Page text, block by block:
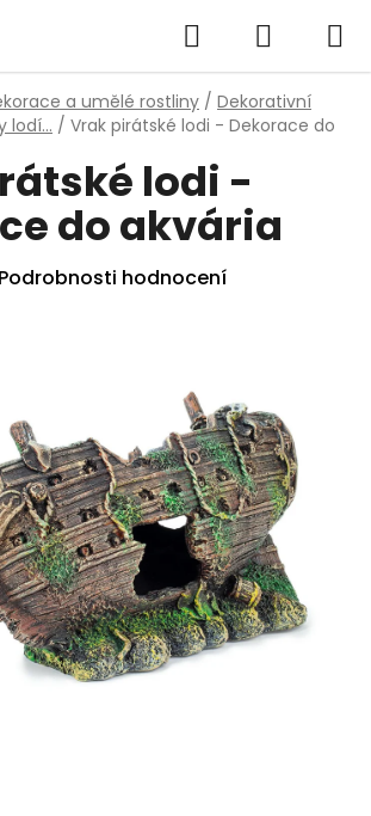
Hledat
KOŠÍK
a umělé rostliny / Dekorativní
lodí... / Vrak pirátské lodi - Dekorace do
lodi -
do akvária
Podrobnosti hodnocení